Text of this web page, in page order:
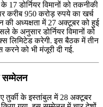
17 डोर्नियर विमानों को तकनीकी
करीब 950 करोड़ रुपये का खर्च
की अध्‍यक्षता में 27 अक्टूबर को हुई
के अनुसार डोर्नियर विमानों को
लिमिटेड करेगी. इस बैठक में तीन
करने को भी मंजूरी दी गई.
सम्मेलन
तुर्की के इस्तांबुल में 28 अक्टूबर